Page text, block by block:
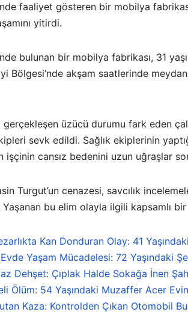
faaliyet gösteren bir mobilya
yitirdi.
bulunan bir mobilya fabrikası, 31
Bölgesi’nde akşam saatlerinde
gerçekleşen üzücü durumu fark eden
sevk edildi. Sağlık ekiplerinin
işçinin cansız bedenini uzun uğraşlar
Turgut’un cenazesi, savcılık
Yaşanan bu elim olayla ilgili kapsamlı
Kan Donduran Olay: 41
Yaşam Mücadelesi: 72 Yaşındaki
Dehşet: Çıplak Halde Sokağa İnen
Ölüm: 54 Yaşındaki Muzaffer Acer
Kaza: Kontrolden Çıkan Otomobil